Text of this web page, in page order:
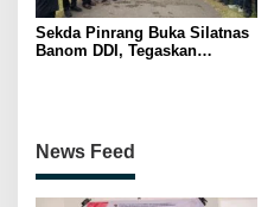
Sekda Pinrang Buka Silatnas
Banom DDI, Tegaskan
News Feed